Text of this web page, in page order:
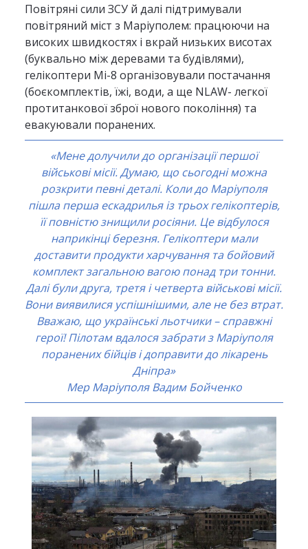
Повітряні сили ЗСУ й далі підтримували
повітряний міст з Маріуполем: працюючи на
високих швидкостях і вкрай низьких висотах
(буквально між деревами та будівлями),
гелікоптери Мі-8 організовували постачання
(боєкомплектів, їжі, води, а ще NLAW- легкої
протитанкової зброї нового покоління) та
евакуювали поранених.
«Мене долучили до організації першої
військові місії. Думаю, що сьогодні можна
розкрити певні деталі. Коли до Маріуполя
пішла перша ескадрилья із трьох гелікоптерів,
її повністю знищили росіяни. Це відбулося
наприкінці березня. Гелікоптери мали
доставити продукти харчування та бойовий
комплект загальною вагою понад три тонни.
Далі були друга, третя і четверта військові місії.
Вони виявилися успішнішими, але не без втрат.
Вважаю, що українські льотчики – справжні
герої! Пілотам вдалося забрати з Маріуполя
поранених бійців і доправити до лікарень
Дніпра»
Мер Маріуполя Вадим Бойченко